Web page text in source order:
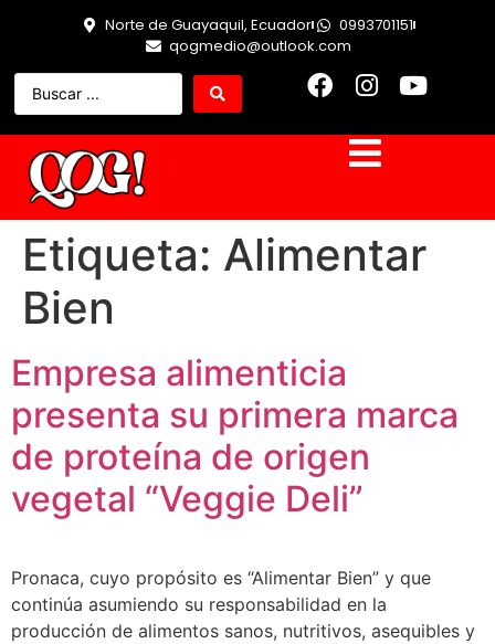
Norte de Guayaquil, Ecuador
0993701151
qogmedio@outlook.com
Etiqueta: Alimentar
Bien
Empresa alimenticia
presenta su primera marca
de proteína de origen
vegetal “Veggie Deli”
Pronaca, cuyo propósito es “Alimentar Bien” y que
continúa asumiendo su responsabilidad en la
producción de alimentos sanos, nutritivos, asequibles y